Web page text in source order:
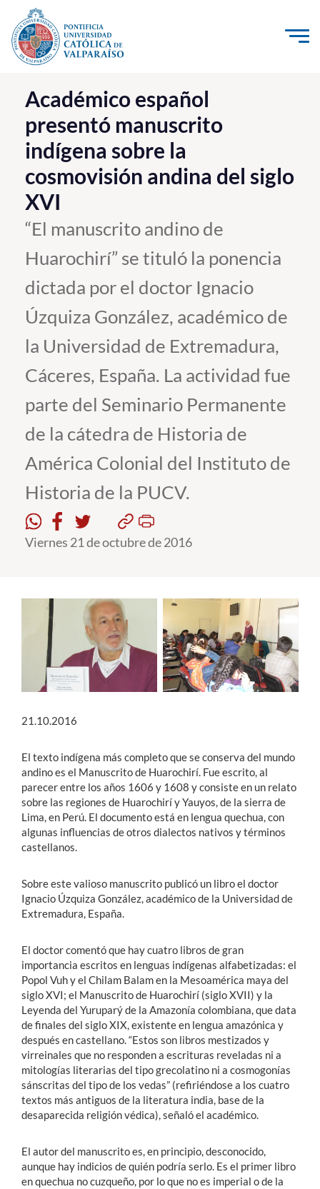
Click acá para ir directamente al contenido
La Universidad
Investigación, Creación e Innovación
PUCV Internacional
Vinculación con el Medio
Admisión
Pregrado
Postgrado
Formación Continua
Académicos
Funcionarios
Alumni
English
Académico español
presentó manuscrito
indígena sobre la
cosmovisión andina del siglo
XVI
“El manuscrito andino de
Huarochirí” se tituló la ponencia
dictada por el doctor Ignacio
Úzquiza González, académico de
la Universidad de Extremadura,
Cáceres, España. La actividad fue
parte del Seminario Permanente
de la cátedra de Historia de
América Colonial del Instituto de
Historia de la PUCV.
Viernes 21 de octubre de 2016
21.10.2016
El texto indígena más completo que se conserva del mundo
andino es el Manuscrito de Huarochirí. Fue escrito, al
parecer entre los años 1606 y 1608 y consiste en un relato
sobre las regiones de Huarochirí y Yauyos, de la sierra de
Lima, en Perú. El documento está en lengua quechua, con
algunas influencias de otros dialectos nativos y términos
castellanos.
Sobre este valioso manuscrito publicó un libro el doctor
Ignacio Úzquiza González, académico de la Universidad de
Extremadura, España.
El doctor comentó que hay cuatro libros de gran
importancia escritos en lenguas indígenas alfabetizadas: el
Popol Vuh y el Chilam Balam en la Mesoamérica maya del
siglo XVI; el Manuscrito de Huarochirí (siglo XVII) y la
Leyenda del Yuruparý de la Amazonía colombiana, que data
de finales del siglo XIX, existente en lengua amazónica y
después en castellano. “Estos son libros mestizados y
virreinales que no responden a escrituras reveladas ni a
mitologías literarias del tipo grecolatino ni a cosmogonías
sánscritas del tipo de los vedas” (refiriéndose a los cuatro
textos más antiguos de la literatura india, base de la
desaparecida religión védica), señaló el académico.
El autor del manuscrito es, en principio, desconocido,
aunque hay indicios de quién podría serlo. Es el primer libro
en quechua no cuzqueño, por lo que no es imperial o de la